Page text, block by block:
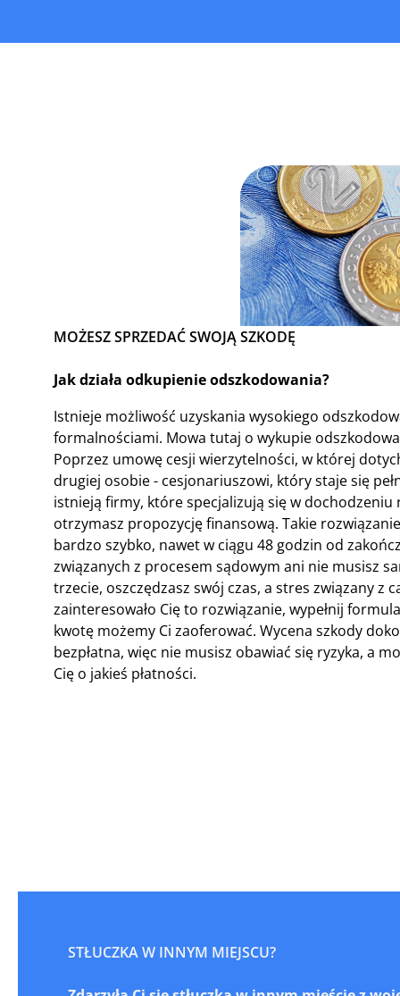
MOŻESZ SPRZEDAĆ SWOJĄ SZKODĘ
Jak działa odkupienie odszkodowania?
Istnieje możliwość uzyskania wysokiego
formalnościami. Mowa tutaj o wykupie
Poprzez umowę cesji wierzytelności, w której
drugiej osobie - cesjonariuszowi, który staje się
istnieją firmy, które specjalizują się w dochodzeniu
otrzymasz propozycję finansową. Takie
bardzo szybko, nawet w ciągu 48 godzin od
związanych z procesem sądowym ani nie musisz
trzecie, oszczędzasz swój czas, a stres związany z
zainteresowało Cię to rozwiązanie, wypełnij
kwotę możemy Ci zaoferować. Wycena szkody
bezpłatna, więc nie musisz obawiać się ryzyka, a
Cię o jakieś płatności.
STŁUCZKA W INNYM MIEJSCU?